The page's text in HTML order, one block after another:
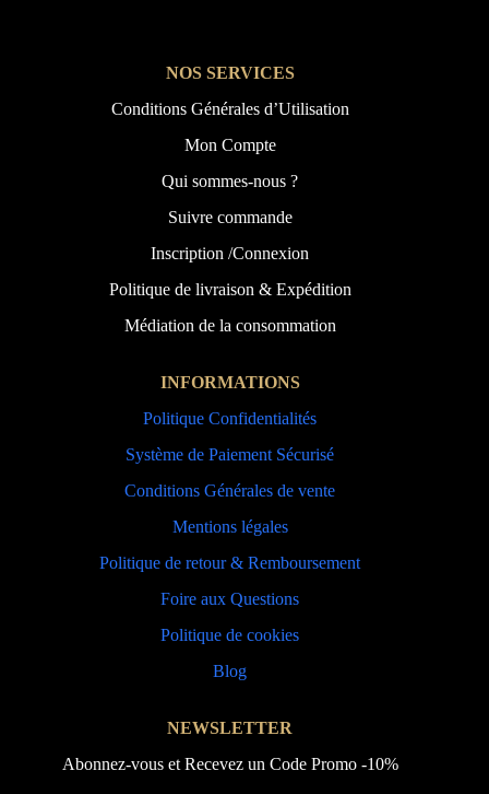
NOS SERVICES
Conditions Générales d’Utilisation
Mon Compte
Qui sommes-nous ?
Suivre commande
Inscription /Connexion
Politique de livraison & Expédition
Médiation de la consommation
INFORMATIONS
Politique Confidentialités
Système de Paiement Sécurisé
Conditions Générales de vente
Mentions légales
Politique de retour & Remboursement
Foire aux Questions
Politique de cookies
Blog
NEWSLETTER
Abonnez-vous et Recevez un Code Promo -10%